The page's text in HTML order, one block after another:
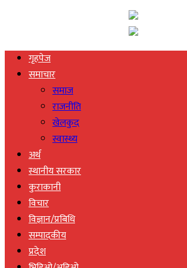
गृहपेज
समाचार
समाज
राजनीति
खेलकुद
स्वास्थ्य
अर्थ
स्थानीय सरकार
कुराकानी
विचार
विज्ञान/प्रबिधि
सम्पादकीय
प्रदेश